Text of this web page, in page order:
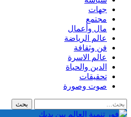
جهات
مجتمع
مال وأعمال
عالم الرياضة
فن وثقافة
عالم الاسرة
الدين والحياة
تحقيقات
صوت وصورة